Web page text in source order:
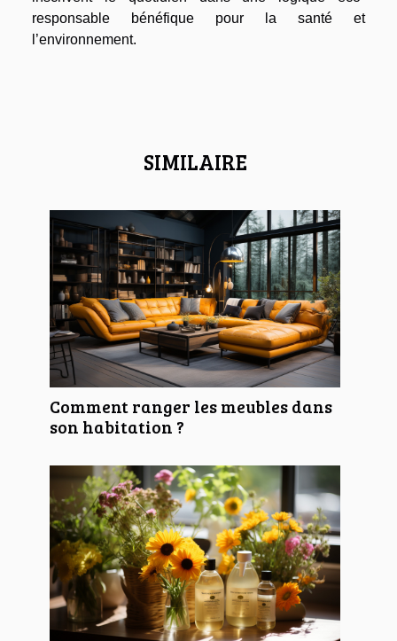
responsable bénéfique pour la santé et
l’environnement.
SIMILAIRE
Comment ranger les meubles dans
son habitation ?